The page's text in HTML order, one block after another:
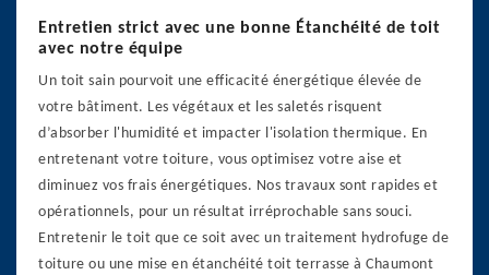
Entretien strict avec une bonne Étanchéité de toit
avec notre équipe
Un toit sain pourvoit une efficacité énergétique élevée de
votre bâtiment. Les végétaux et les saletés risquent
d’absorber l'humidité et impacter l'isolation thermique. En
entretenant votre toiture, vous optimisez votre aise et
diminuez vos frais énergétiques. Nos travaux sont rapides et
opérationnels, pour un résultat irréprochable sans souci.
Entretenir le toit que ce soit avec un traitement hydrofuge de
toiture ou une mise en étanchéité toit terrasse à Chaumont